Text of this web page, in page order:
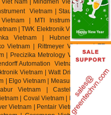
Nam | Mindmen Vietnam | Airtac
Vietnam | Stauff Vietnam |
| MTI Instrument Vietnam
| TWK Elektronik Vietnam | ASC
Vietnam | Hubner Vietnam |
o Vietnam | Rittmeyer Vietnam | TR
| Precizika Metrology Vietnam | Dis
Automation Vietnam | Foxboro
Vietnam | Watt Drive Vietnam |
| Elgo Vietnam | Measurex Vietnam |
Vietnam | Castel Vietnam |
| Coval Vietnam | Fipa Vietnam
Vietnam | Pentair Vietnam | Aignep